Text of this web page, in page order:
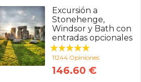
Excursión a
Stonehenge,
Windsor y Bath con
entradas opcionales
11244 Opiniones
146.60 €